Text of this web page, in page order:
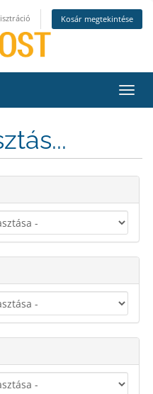
Kosár megtekintése
a